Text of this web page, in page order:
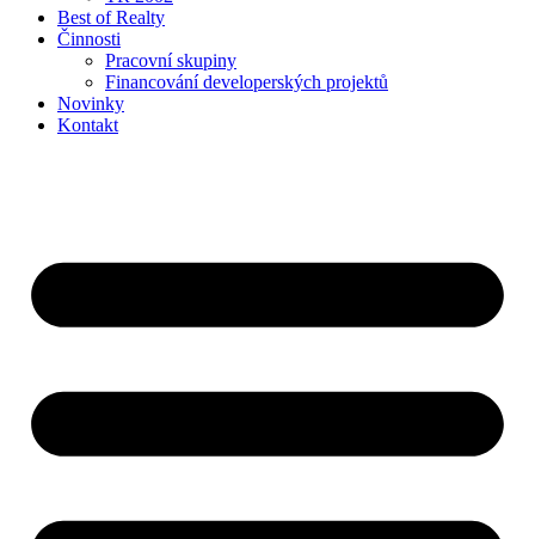
Best of Realty
Činnosti
Pracovní skupiny
Financování developerských projektů
Novinky
Kontakt